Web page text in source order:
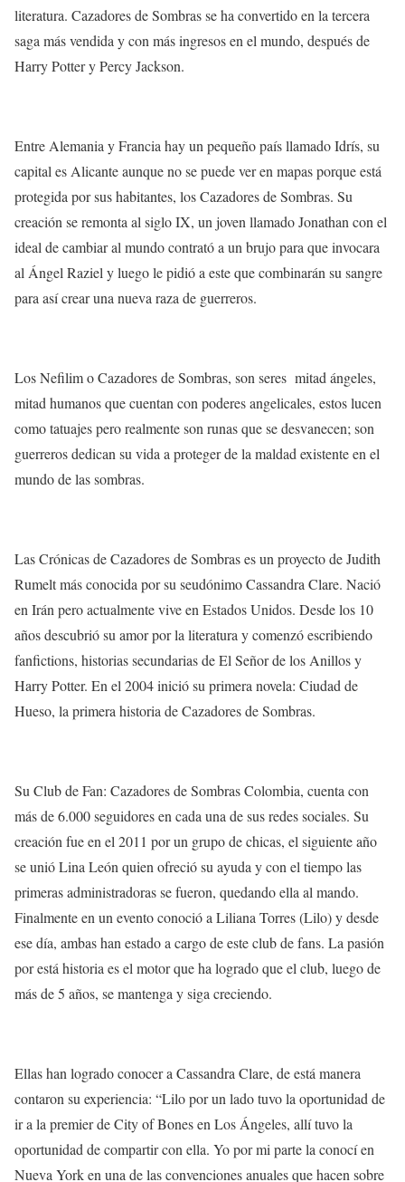
literatura. Cazadores de Sombras se ha convertido en la tercera
saga más vendida y con más ingresos en el mundo, después de
Harry Potter y Percy Jackson.
Entre Alemania y Francia hay un pequeño país llamado Idrís, su
capital es Alicante aunque no se puede ver en mapas porque está
protegida por sus habitantes, los Cazadores de Sombras. Su
creación se remonta al siglo IX, un joven llamado Jonathan con el
ideal de cambiar al mundo contrató a un brujo para que invocara
al Ángel Raziel y luego le pidió a este que combinarán su sangre
para así crear una nueva raza de guerreros.
Los Nefilim o Cazadores de Sombras, son seres mitad ángeles,
mitad humanos que cuentan con poderes angelicales, estos lucen
como tatuajes pero realmente son runas que se desvanecen; son
guerreros dedican su vida a proteger de la maldad existente en el
mundo de las sombras.
Las Crónicas de Cazadores de Sombrases un proyecto de Judith
Rumelt más conocida por su seudónimo Cassandra Clare. Nació
en Irán pero actualmente vive en Estados Unidos. Desde los 10
años descubrió su amor por la literatura y comenzó escribiendo
fanfictions, historias secundarias de El Señor de los Anillos y
Harry Potter. En el 2004 inició su primera novela: Ciudad de
Hueso, la primera historia de Cazadores de Sombras.
Su Club de Fan: Cazadores de Sombras Colombia, cuenta con
más de 6.000 seguidores en cada una de sus redes sociales. Su
creación fue en el 2011 por un grupo de chicas, el siguiente año
se unió Lina León quien ofreció su ayuda y con el tiempo las
primeras administradoras se fueron, quedando ella al mando.
Finalmente en un evento conoció a Liliana Torres (Lilo) y desde
ese día, ambas han estado a cargo de este club de fans. La pasión
por está historia es el motor que ha logrado que el club, luego de
más de 5 años, se mantenga y siga creciendo.
Ellas han logrado conocer a Cassandra Clare, de está manera
contaron su experiencia: “Lilo por un lado tuvo la oportunidad de
ir a la premier de City of Bones en Los Ángeles, allí tuvo la
oportunidad de compartir con ella. Yo por mi parte la conocí en
Nueva York en una de las convenciones anuales que hacen sobre